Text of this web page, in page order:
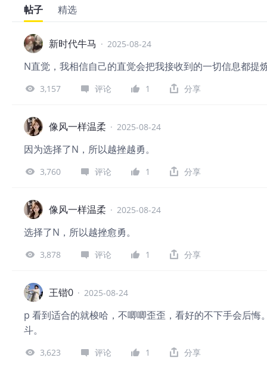
帖子 精选
新时代牛马 · 2025-08-24
N直觉，我相信自己的直觉会把我接收到的一切信息都
3,157 评论 1 分享
像风一样温柔 · 2025-08-24
因为选择了N，所以越挫越勇。
3,760 评论 1 分享
像风一样温柔 · 2025-08-24
选择了N，所以越挫愈勇。
3,878 评论 1 分享
王锴0 · 2025-08-24
p 看到适合的就梭哈，不唧唧歪歪，看好的不下手会后
斗。
3,623 评论 1 分享